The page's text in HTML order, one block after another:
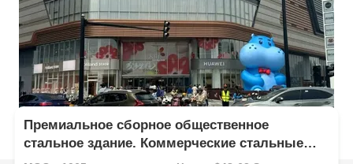
Премиальное сборное общественное
стальное здание. Коммерческие стальные